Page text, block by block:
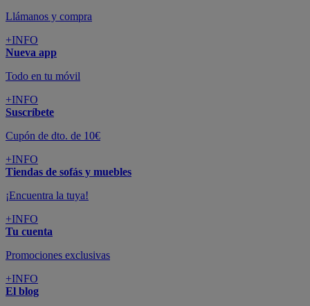
Llámanos y compra
+INFO
Nueva app
Todo en tu móvil
+INFO
Suscríbete
Cupón de dto. de 10€
+INFO
Tiendas de sofás y muebles
¡Encuentra la tuya!
+INFO
Tu cuenta
Promociones exclusivas
+INFO
El blog